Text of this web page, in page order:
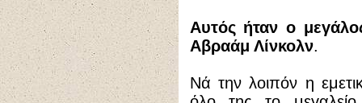
Αυτός ήταν ο
Αβραάμ Λίνκολν.
Νά την λοιπόν η